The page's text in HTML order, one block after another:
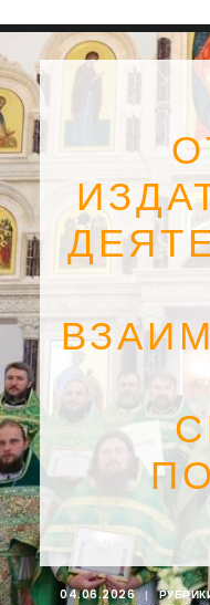
04.06.2026 |